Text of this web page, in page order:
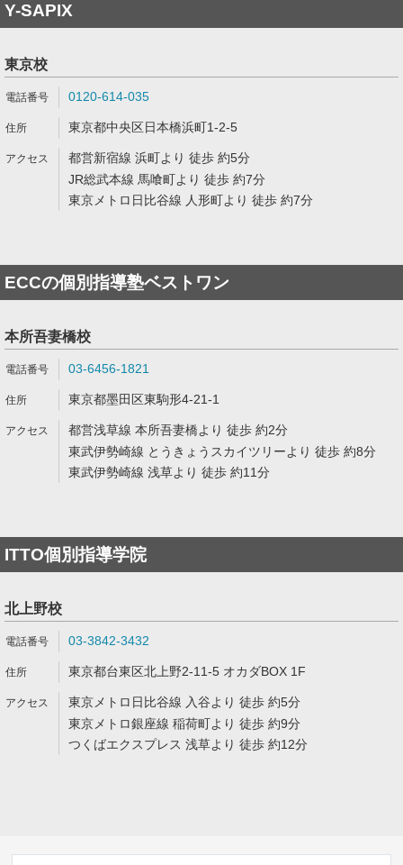
Y-SAPIX
東京校
0120-614-035
東京都中央区日本橋浜町1-2-5
都営新宿線 浜町より 徒歩 約5分
JR総武本線 馬喰町より 徒歩 約7分
東京メトロ日比谷線 人形町より 徒歩 約7分
ECCの個別指導塾ベストワン
本所吾妻橋校
03-6456-1821
東京都墨田区東駒形4-21-1
都営浅草線 本所吾妻橋より 徒歩 約2分
東武伊勢崎線 とうきょうスカイツリーより 徒歩 約8分
東武伊勢崎線 浅草より 徒歩 約11分
ITTO個別指導学院
北上野校
03-3842-3432
東京都台東区北上野2-11-5 オカダBOX 1F
東京メトロ日比谷線 入谷より 徒歩 約5分
東京メトロ銀座線 稲荷町より 徒歩 約9分
つくばエクスプレス 浅草より 徒歩 約12分